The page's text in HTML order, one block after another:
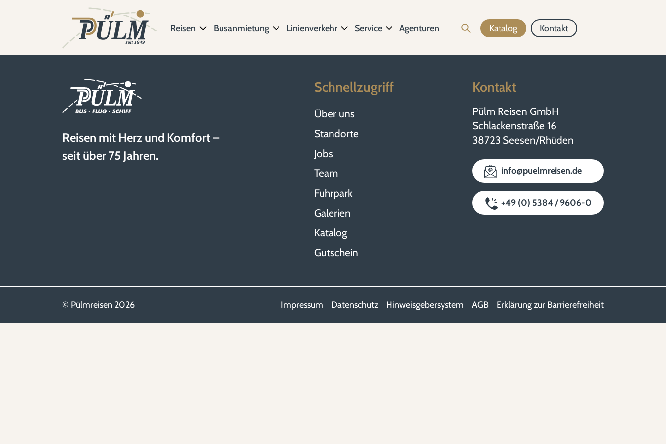
Reisen Busanmietung Linienverkehr Service Agenturen Katalog Kontakt
Reisen mit Herz und Komfort –
seit über 75 Jahren.
Schnellzugriff
Über uns
Standorte
Jobs
Team
Fuhrpark
Galerien
Katalog
Gutschein
Kontakt
Pülm Reisen GmbH
Schlackenstraße 16
38723 Seesen/Rhüden
info@puelmreisen.de
+49 (0) 5384 / 9606-0
© Pülmreisen 2026 Impressum Datenschutz Hinweisgebersystem AGB Erklärung zur Barrierefreiheit